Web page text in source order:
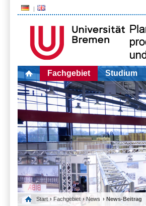
Fachgebiet Studium
Start › Fachgebiet › News › News-Beitrag